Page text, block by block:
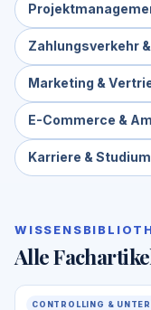
Zahlungsverkehr
Marketing &
E-Commerce &
Karriere & Studium
Alle
CONTROLLING &